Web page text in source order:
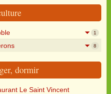
1
8
dormir
Le Saint Vincent